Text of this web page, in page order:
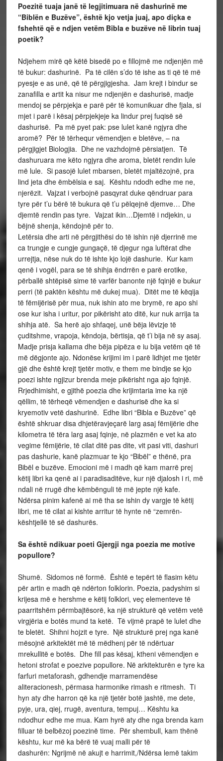
Poezitë tuaja janë të legjitimuara në dashurinë me
“Biblën e Buzëve”, është kjo vetja juaj, apo diçka e
fshehtë që e ndjen vetëm Bibla e buzëve në librin tuaj
poetik?
Ndjehem mirë që këtë bisedë po e fillojmë me ndjenjën më
të bukur: dashurinë. Pa të cilën s’do të ishe as ti që të më
pyesje e as unë, që të përgjigjesha. Jam krejt i bindur se
zanafilla e artit ka nisur me ndjenjën e dashurisë, madje
mendoj se përpjekja e parë për të komunikuar dhe fjala, si
mjet i parë i kësaj përpjekjeje ka lindur prej fuqisë së
dashurisë. Pa më pyet pak: pse lulet kanë ngjyra dhe
aromë? Për të tërhequr vëmendjen e bletëve, – na
përgjigjet Biologjia. Dhe ne vazhdojmë përsiatjen. Të
dashuruara me këto ngjyra dhe aroma, bletët rendin lule
më lule. Si pasojë lulet mbarsen, bletët mjaltëzojnë, pra
lind jeta dhe ëmbëlsia e saj. Kështu ndodh edhe me ne,
njerëzit. Vajzat i verbojnë pasqyrat duke qëndruar para
tyre për t’u bërë të bukura që t’u pëlqejnë djemve… Dhe
djemtë rendin pas tyre. Vajzat ikin…Djemtë i ndjekin, u
bëjnë shenja, këndojnë për to.
Letërsia dhe arti në përgjithësi do të ishin një djerrinë me
ca trungje e cungje gungaçë, të djegur nga luftërat dhe
urrejtja, nëse nuk do të ishte kjo lojë dashurie. Kur kam
qenë i vogël, para se të shihja ëndrrën e parë erotike,
përballë shtëpisë sime të varfër banonte një fqinjë e bukur
perri (të paktën kështu më dukej mua). Ditët me të këqija
të fëmijërisë për mua, nuk ishin ato me brymë, re apo shi
ose kur isha i uritur, por pikërisht ato ditë, kur nuk arrija ta
shihja atë. Sa herë ajo shfaqej, unë bëja lëvizje të
çuditshme, vrapoja, këndoja, bërtisja, që t’i bija në sy asaj.
Madje prisja kallama dhe bëja pipëza e iu bija vetëm që të
më dëgjonte ajo. Ndonëse krijimi im i parë lidhjet me tjetër
gjë dhe është krejt tjetër motiv, e them me bindje se kjo
poezi ishte ngjizur brenda meje pikërisht nga ajo fqinjë.
Rrjedhimisht, e gjithë poezia dhe krijimtaria ime ka një
qëllim, të tërheqë vëmendjen e dashurisë dhe ka si
kryemotiv vetë dashurinë. Edhe libri “Bibla e Buzëve” që
është shkruar disa dhjetëravjeçarë larg asaj fëmijërie dhe
kilometra të tëra larg asaj fqinje, në plazmën e vet ka ato
vegime fëmijërie, të cilat ditë pas dite, vit pasi viti, dashuri
pas dashurie, kanë plazmuar te kjo “Bibël” e thënë, pra
Bibël e buzëve. Emocioni më i madh që kam marrë prej
këtij libri ka qenë ai i paradisaditëve, kur një djalosh i ri, më
ndali në rrugë dhe këmbënguli të më jepte një kafe.
Ndërsa pinim kafenë ai më tha se ishin dy vargje të këtij
libri, me të cilat ai kishte arritur të hynte në “zemrën-
kështjellë të së dashurës.
Sa është ndikuar poeti Gjergji nga poezia me motive
popullore?
Shumë. Sidomos në formë. Është e tepërt të flasim këtu
për artin e madh që ndërton folklorin. Poezia, padyshim si
krijesa më e hershme e këtij folklori, veç elementeve të
paarritshëm përmbajtësorë, ka një strukturë që vetëm vetë
virgjëria e botës mund ta ketë. Të vijmë prapë te lulet dhe
te bletët. Shihni hojzit e tyre. Një strukturë prej nga kanë
mësojnë arkitektët më të mëdhenj për të ndërtuar
mrekullitë e botës. Dhe fill pas kësaj, ktheni vëmendjen e
hetoni strofat e poezive popullore. Në arkitekturën e tyre ka
farfuri metaforash, gdhendje marramendëse
aliteracionesh, përmasa harmonike rimash e ritmesh. Ti
hyn aty dhe harron që ka një tjetër botë jashtë, me dete,
pyje, ura, qiej, rrugë, aventura, tempuj… Kështu ka
ndodhur edhe me mua. Kam hyrë aty dhe nga brenda kam
filluar të belbëzoj poezinë time. Për shembull, kam thënë
kështu, kur më ka bërë të vuaj malli për të
dashurën: Ngrijmë në akujt e harrimit,/Ndërsa lemë takim